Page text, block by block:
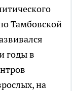
Тамбовской
годы в
на